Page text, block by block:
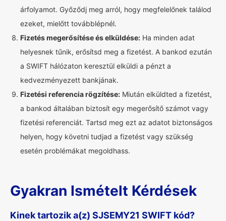
árfolyamot. Győződj meg arról, hogy megfelelőnek találod
ezeket, mielőtt továbblépnél.
Fizetés megerősítése és elküldése: Ha minden adat
helyesnek tűnik, erősítsd meg a fizetést. A bankod ezután
a SWIFT hálózaton keresztül elküldi a pénzt a
kedvezményezett bankjának.
Fizetési referencia rögzítése: Miután elküldted a fizetést,
a bankod általában biztosít egy megerősítő számot vagy
fizetési referenciát. Tartsd meg ezt az adatot biztonságos
helyen, hogy követni tudjad a fizetést vagy szükség
esetén problémákat megoldhass.
Gyakran Ismételt Kérdések
Kinek tartozik a(z) SJSEMY21 SWIFT kód?